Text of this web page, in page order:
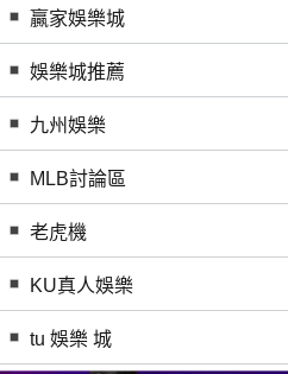
贏家娛樂城
娛樂城推薦
九州娛樂
MLB討論區
老虎機
KU真人娛樂
tu 娛樂 城